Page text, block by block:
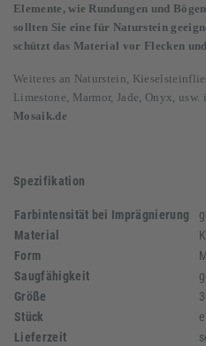
Elemente, wie Rundungen und
sollten Sie eine für Naturstein
schützt das Material vor Flecken
Weiteres an Naturstein,
Limestone, Marmor, Jade, Onyx, usw.
Mosaik.de
Spezifikation
Farbintensität bei Imprägnierung
Material
Form
Saugfähigkeit
Größe
Stück
Lieferzeit